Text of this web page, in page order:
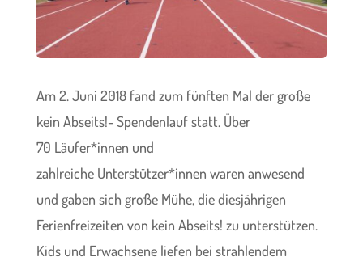
Am 2. Juni 2018 fand zum fünften Mal der große
kein Abseits!- Spendenlauf statt. Über
70 Läufer*innen und
zahlreiche Unterstützer*innen waren anwesend
und gaben sich große Mühe, die diesjährigen
Ferienfreizeiten von kein Abseits! zu unterstützen.
Kids und Erwachsene liefen bei strahlendem